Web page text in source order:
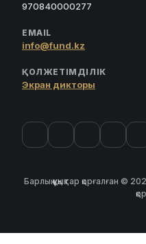
970840000277
EMAIL
info@fund.kz
ҚОЛЖЕТІМДІЛІК
Экран дикторы
Барлық құқықтар қорғалған ©